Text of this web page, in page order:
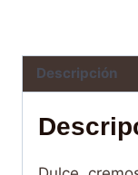
Descripción